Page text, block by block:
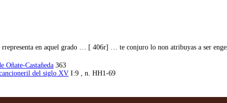
en aquel grado … [ 406r] … te conjuro lo non atribuyas a ser
Oñate-Castañeda 363
del siglo XV I:9 , n. HH1-69